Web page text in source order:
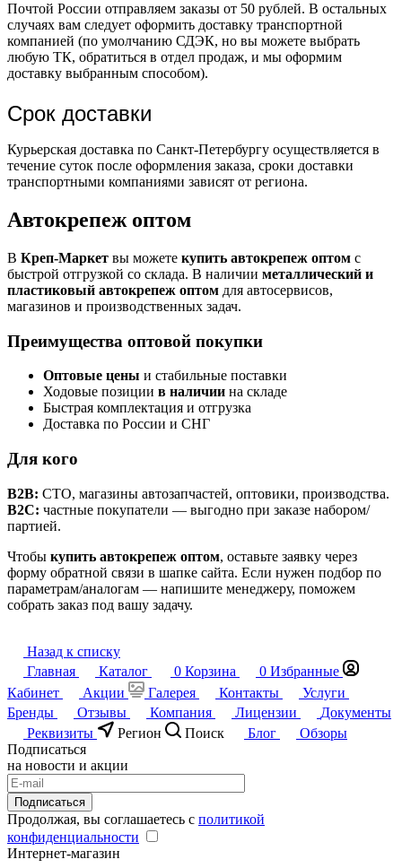
Почтой России отправляем заказы от 50 рублей. В остальных
случаях вам следует оформить доставку транспортной
компанией (по умолчанию СДЭК, но вы можете выбрать
любую ТК, обратиться в отдел продаж, и мы оформим
доставку выбранным способом).
Срок доставки
Курьерская доставка по Санкт-Петербургу осуществляется в
течение суток после оформления заказа, сроки доставки
транспортными компаниями зависят от региона.
Автокрепеж оптом
В Креп-Маркет вы можете купить автокрепеж оптом с
быстрой отгрузкой со склада. В наличии металлический и
пластиковый автокрепеж оптом для автосервисов,
магазинов и производственных задач.
Преимущества оптовой покупки
Оптовые цены и стабильные поставки
Ходовые позиции в наличии на складе
Быстрая комплектация и отгрузка
Доставка по России и СНГ
Для кого
B2B: СТО, магазины автозапчастей, оптовики, производства.
B2C: частные покупатели — выгодно при заказе набором/
партией.
Чтобы купить автокрепеж оптом, оставьте заявку через
форму обратной связи в шапке сайта. Если нужен подбор по
параметрам/аналогам — напишите менеджеру, поможем
собрать заказ под вашу задачу.
Назад к списку
Главная
Каталог 0 Корзина 0 Избранные
Кабинет
Акции Галерея Контакты
Услуги
Бренды
Отзывы Компания Лицензии
Документы
Реквизиты
Регион Поиск Блог
Обзоры
Подписаться
на новости и акции
Подписаться
Продолжая, вы соглашаетесь с политикой
конфиденциальности
Интернет-магазин